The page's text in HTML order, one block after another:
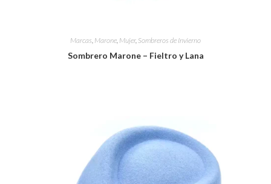
Marcas Marone Mujer, Sombreros de Invierno
Sombrero Marone – Fieltro y Lana